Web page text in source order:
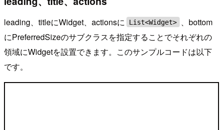
leading、titleにWidget、actionsに List<Widget>
、bottom
にPreferredSizeのサブクラスを指定することでそれぞれの
領域にWidgetを設置できます。このサンプルコードは以下
です。